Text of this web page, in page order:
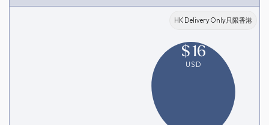
HK Delivery Only只限香港
$16
USD